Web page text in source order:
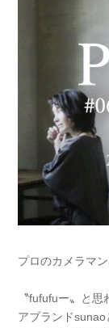
プロのカメラマ
〝fufufuー〟と
アブランド